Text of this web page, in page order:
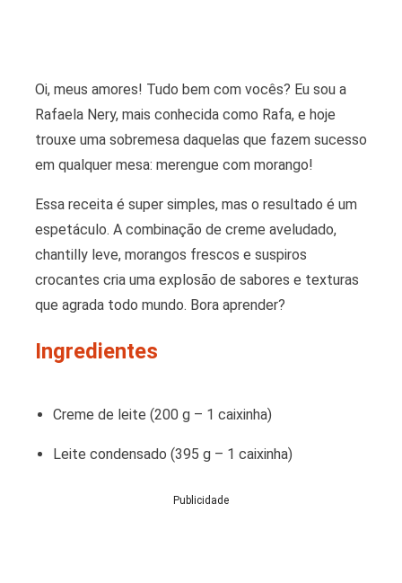
Oi, meus amores! Tudo bem com vocês? Eu sou a
Rafaela Nery, mais conhecida como Rafa, e hoje
trouxe uma sobremesa daquelas que fazem sucesso
em qualquer mesa: merengue com morango!
Essa receita é super simples, mas o resultado é um
espetáculo. A combinação de creme aveludado,
chantilly leve, morangos frescos e suspiros
crocantes cria uma explosão de sabores e texturas
que agrada todo mundo. Bora aprender?
Ingredientes
Creme de leite (200 g – 1 caixinha)
Leite condensado (395 g – 1 caixinha)
Publicidade